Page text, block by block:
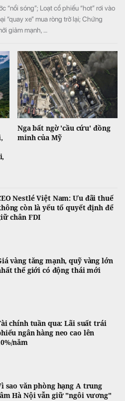
“nổi sóng”; Loạt cổ phiếu “hot” rơi vào
“quay xe” mua ròng trở lại; Chứng
giảm mạnh, …
Nga bất ngờ 'cầu cứu' đồng
minh của Mỹ
Nestlé Việt Nam: Ưu đãi thuế
còn là yếu tố quyết định để
chân FDI
vàng tăng mạnh, quỹ vàng lớn
thế giới có động thái mới
chính tuần qua: Lãi suất trái
ngân hàng neo cao lên
năm
sao văn phòng hạng A trung
Hà Nội vẫn giữ "ngôi vương"